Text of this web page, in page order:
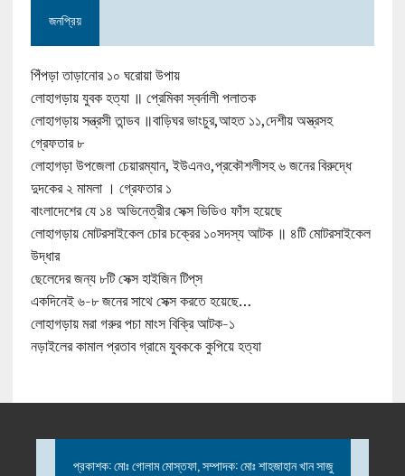
জনপ্রিয়
পিঁপড়া তাড়ানোর ১০ ঘরোয়া উপায়
লোহাগড়ায় যুবক হত্যা ॥ প্রেমিকা স্বর্নালী পলাতক
লোহাগড়ায় সন্ত্রসী তান্ডব ॥বাড়িঘর ভাংচুর,আহত ১১,দেশীয় অস্ত্রসহ
গ্রেফতার ৮
লোহাগড়া উপজেলা চেয়ারম্যান, ইউএনও,প্রকৌশলীসহ ৬ জনের বিরুদ্ধে
দুদকের ২ মামলা । গ্রেফতার ১
বাংলাদেশের যে ১৪ অভিনেত্রীর সেক্স ভিডিও ফাঁস হয়েছে
লোহাগড়ায় মোটরসাইকেল চোর চক্রের ১০সদস্য আটক ॥ ৪টি মোটরসাইকেল
উদ্ধার
ছেলেদের জন্য ৮টি সেক্স হাইজিন টিপ্‌স
একদিনেই ৬-৮ জনের সাথে সেক্স করতে হয়েছে…
লোহাগড়ায় মরা গরুর পচা মাংস বিক্রি আটক-১
নড়াইলের কামাল প্রতাব গ্রামে যুবককে কুপিয়ে হত্যা
প্রকাশক: মোঃ গোলাম মোস্তফা, সম্পাদক: মোঃ শাহজাহান খান সাজু